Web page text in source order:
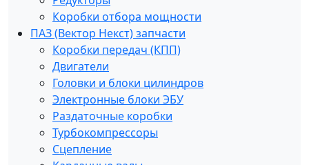
Коробки отбора мощности
ПАЗ (Вектор Некст) запчасти
Коробки передач (КПП)
Двигатели
Головки и блоки цилиндров
Электронные блоки ЭБУ
Раздаточные коробки
Турбокомпрессоры
Сцепление